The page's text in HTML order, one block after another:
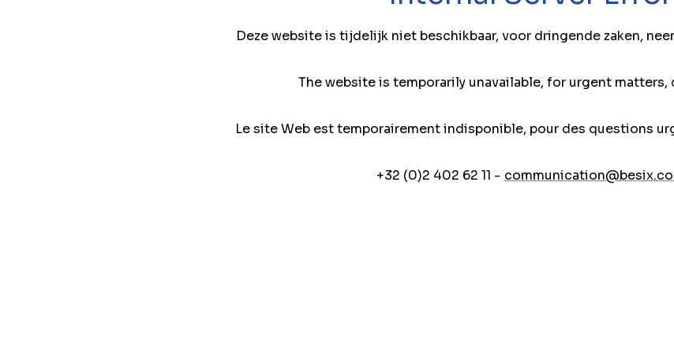
Deze website is tijdelijk niet beschikbaar, voor dringende zaken,
The website is temporarily unavailable, for urgent matters,
Le site Web est temporairement indisponible, pour des questions
+32 (0)2 402 62 11 -